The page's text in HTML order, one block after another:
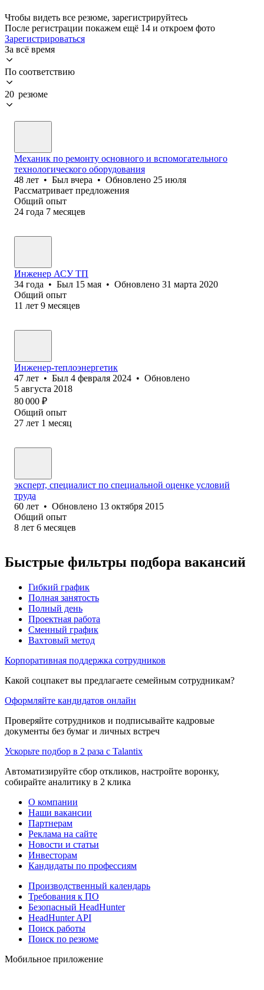
Чтобы видеть все резюме, зарегистрируйтесь
После регистрации покажем ещё 14 и откроем фото
Зарегистрироваться
За всё время
По соответствию
20 резюме
Механик по ремонту основного и вспомогательного
технологического оборудования
48 лет • Был вчера • Обновлено 25 июля
Рассматривает предложения
Общий опыт
24 года 7 месяцев
Инженер АСУ ТП
34 года • Был 15 мая • Обновлено 31 марта 2020
Общий опыт
11 лет 9 месяцев
Инженер-теплоэнергетик
47 лет • Был 4 февраля 2024 • Обновлено
5 августа 2018
80 000 ₽
Общий опыт
27 лет 1 месяц
эксперт, специалист по специальной оценке условий
труда
60 лет • Обновлено 13 октября 2015
Общий опыт
8 лет 6 месяцев
Быстрые фильтры подбора вакансий
Гибкий график
Полная занятость
Полный день
Проектная работа
Сменный график
Вахтовый метод
Корпоративная поддержка сотрудников
Какой соцпакет вы предлагаете семейным сотрудникам?
Оформляйте кандидатов онлайн
Проверяйте сотрудников и подписывайте кадровые
документы без бумаг и личных встреч
Ускорьте подбор в 2 раза с Talantix
Автоматизируйте сбор откликов, настройте воронку,
собирайте аналитику в 2 клика
О компании
Наши вакансии
Партнерам
Реклама на сайте
Новости и статьи
Инвесторам
Кандидаты по профессиям
Производственный календарь
Требования к ПО
Безопасный HeadHunter
HeadHunter API
Поиск работы
Поиск по резюме
Мобильное приложение